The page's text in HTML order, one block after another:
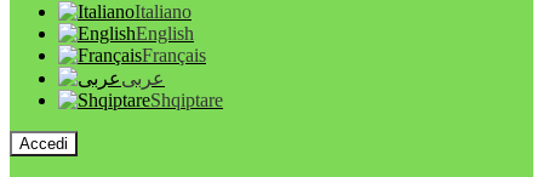
Italiano
English
Français
عربى
Shqiptare
Accedi